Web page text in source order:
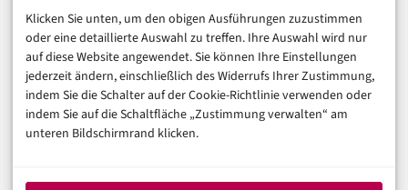
Klicken Sie unten, um den obigen Ausführungen zuzustimmen
oder eine detaillierte Auswahl zu treffen. Ihre Auswahl wird nur
auf diese Website angewendet. Sie können Ihre Einstellungen
jederzeit ändern, einschließlich des Widerrufs Ihrer Zustimmung,
indem Sie die Schalter auf der Cookie-Richtlinie verwenden oder
indem Sie auf die Schaltfläche „Zustimmung verwalten“ am
unteren Bildschirmrand klicken.
Künstliche Intelligenz
Technologie & IT
E-Commerce & Handel
Consumer & Digital Life
Marketing
Finanzen & FinTech